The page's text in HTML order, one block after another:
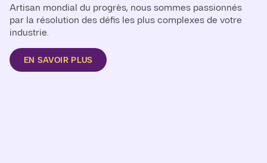
Artisan mondial du progrès, nous sommes passionnés
par la résolution des défis les plus complexes de votre
industrie.
EN SAVOIR PLUS